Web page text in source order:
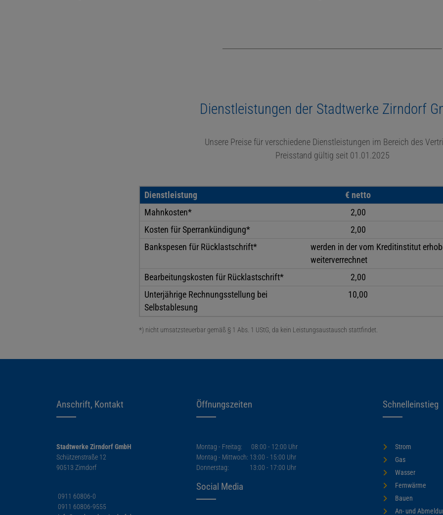
Dienstleistungen der Stadtwerke Zirndorf
Unsere Preise für verschiedene Dienstleistungen im Bereich des
Preisstand gültig seit 01.01.2025
Dienstleistung € netto
Mahnkosten*
2,00
Kosten für Sperrankündigung*
2,00
Bankspesen für Rücklastschrift*
werden in der vom Kreditinstitut
weiterverrechnet
Bearbeitungskosten für Rücklastschrift*
2,00
Unterjährige Rechnungsstellung bei
Selbstablesung
10,00
*) nicht umsatzsteuerbar gemäß § 1 Abs. 1 UStG, da kein Leistungsaustausch stattfindet.
Anschrift, Kontakt
Stadtwerke Zirndorf GmbH
Schützenstraße 12
90513 Zirndorf
0911 60806-0
0911 60806-9555
Öffnungszeiten
Montag - Freitag: 08:00 - 12:00 Uhr
Montag - Mittwoch: 13:00 - 15:00 Uhr
Donnerstag: 13:00 - 17:00 Uhr
Social Media
Schnelleinstieg
Strom
Gas
Wasser
Fernwärme
Bauen
An- und